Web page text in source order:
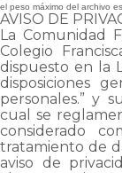
el peso máximo del archivo
AVISO DE
La Comunidad
Colegio
dispuesto en la
disposiciones
personales.” y
cual se
considerado
tratamiento de
aviso de